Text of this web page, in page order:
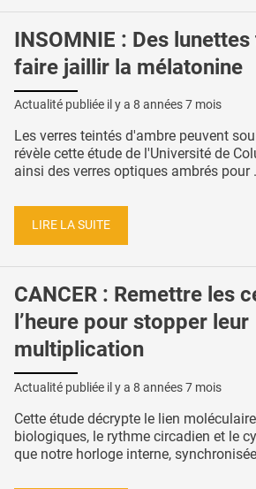
INSOMNIE : Des
faire jaillir la mélatonine
Actualité publiée il y a 8 années 7 mois
Les verres teintés d'ambre peuvent
révèle cette étude de l'Université de
ainsi des verres optiques ambrés pour
LIRE LA SUITE
CANCER : Remettre les
l’heure pour stopper leur
multiplication
Actualité publiée il y a 8 années 7 mois
Cette étude décrypte le lien
biologiques, le rythme circadien et le
que notre horloge interne,